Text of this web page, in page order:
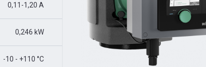
0,11-1,20 A
0,246 kW
-10 - +110 °C